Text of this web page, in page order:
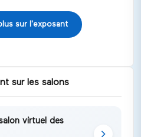
sur l'exposant
sur les salons
virtuel des